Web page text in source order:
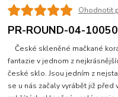
Ohodnotit
PR-ROUND-04-
České skleněné mačkané
fantazie v jednom z
české sklo. Jsou jedním z
se u nás začaly vyrábět již